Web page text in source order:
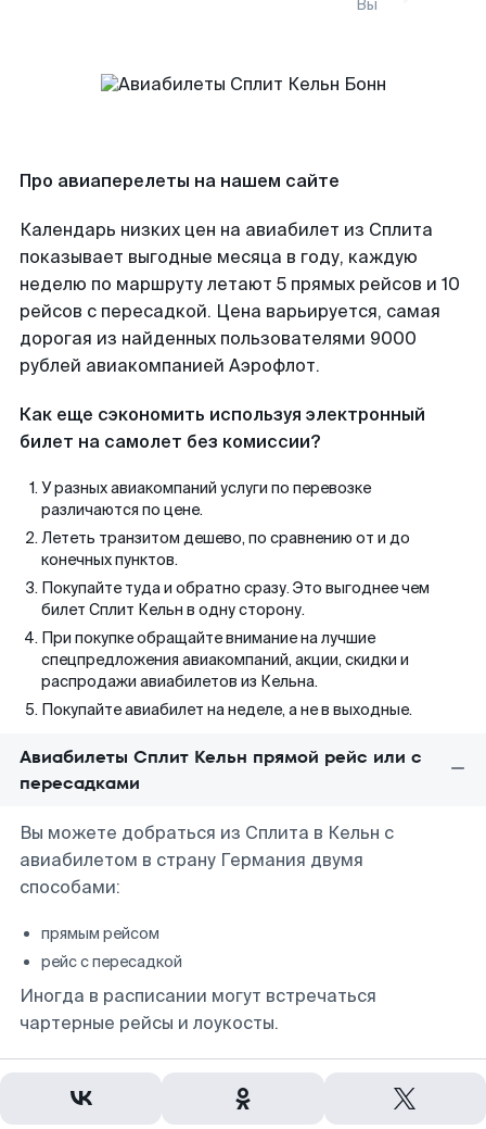
Вы
Про авиаперелеты на нашем сайте
Календарь низких цен на авиабилет из Сплита
показывает выгодные месяца в году, каждую
неделю по маршруту летают 5 прямых рейсов и 10
рейсов с пересадкой. Цена варьируется, самая
дорогая из найденных пользователями 9000
рублей авиакомпанией Аэрофлот.
Как еще сэкономить используя электронный
билет на самолет без комиссии?
У разных авиакомпаний услуги по перевозке
различаются по цене.
Лететь транзитом дешево, по сравнению от и до
конечных пунктов.
Покупайте туда и обратно сразу. Это выгоднее чем
билет Сплит Кельн в одну сторону.
При покупке обращайте внимание на лучшие
спецпредложения авиакомпаний, акции, скидки и
распродажи авиабилетов из Кельна.
Покупайте авиабилет на неделе, а не в выходные.
Авиабилеты Сплит Кельн прямой рейс или с
пересадками
Вы можете добраться из Сплита в Кельн с
авиабилетом в страну Германия двумя
способами:
прямым рейсом
рейс с пересадкой
Иногда в расписании могут встречаться
чартерные рейсы и лоукосты.